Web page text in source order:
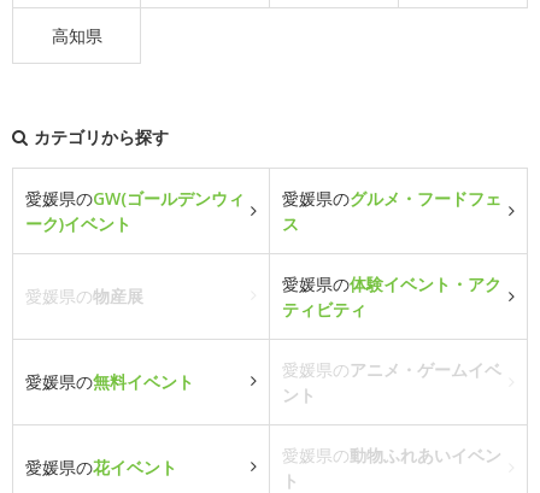
高知県
カテゴリから探す
愛媛県のGW(ゴールデンウィ
ーク)イベント
愛媛県のグルメ・フードフェ
ス
愛媛県の物産展
愛媛県の体験イベント・アク
ティビティ
愛媛県の無料イベント
愛媛県のアニメ・ゲームイベ
ント
愛媛県の花イベント
愛媛県の動物ふれあいイベン
ト